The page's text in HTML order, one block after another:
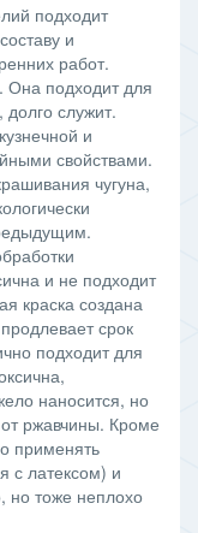
подходит
и
работ.
Она подходит для
долго служит.
и
свойствами.
чугуна,
и не подходит
краска создана
срок
подходит для
наносится, но
ржавчины. Кроме
применять
с латексом) и
но тоже неплохо